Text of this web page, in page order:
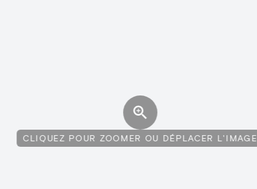
CLIQUEZ POUR ZOOMER OU DÉPLACER L'IMAGE